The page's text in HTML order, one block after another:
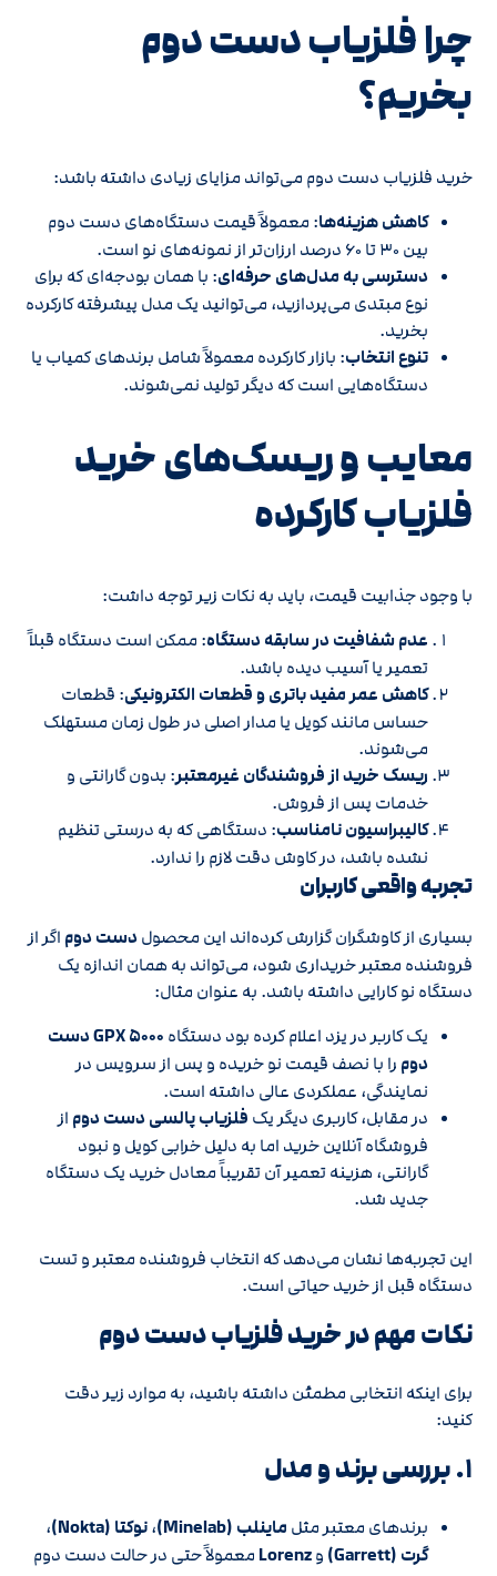
چرا فلزیاب دست دوم
بخریم؟
خرید فلزیاب دست دوم می‌تواند مزایای زیادی داشته باشد:
کاهش هزینه‌ها: معمولاً قیمت دستگاه‌های دست دوم
بین ۳۰ تا ۶۰ درصد ارزان‌تر از نمونه‌های نو است.
دسترسی به مدل‌های حرفه‌ای: با همان بودجه‌ای که برای
نوع مبتدی می‌پردازید، می‌توانید یک مدل پیشرفته کارکرده
بخرید.
تنوع انتخاب: بازار کارکرده معمولاً شامل برندهای کمیاب یا
دستگاه‌هایی است که دیگر تولید نمی‌شوند.
معایب و ریسک‌های خرید
فلزیاب کارکرده
با وجود جذابیت قیمت، باید به نکات زیر توجه داشت:
عدم شفافیت در سابقه دستگاه: ممکن است دستگاه قبلاً
تعمیر یا آسیب دیده باشد.
کاهش عمر مفید باتری و قطعات الکترونیکی: قطعات
حساس مانند کویل یا مدار اصلی در طول زمان مستهلک
می‌شوند.
ریسک خرید از فروشندگان غیرمعتبر: بدون گارانتی و
خدمات پس از فروش.
کالیبراسیون نامناسب: دستگاهی که به درستی تنظیم
نشده باشد، در کاوش دقت لازم را ندارد.
تجربه واقعی کاربران
بسیاری از کاوشگران گزارش کرده‌اند این محصولدست دوم اگر از
فروشنده معتبر خریداری شود، می‌تواند به همان اندازه یک
دستگاه نو کارایی داشته باشد. به عنوان مثال:
یک کاربر در یزد اعلام کرده بود دستگاه
GPX ۵۰۰۰ دست
دوم را با نصف قیمت نو خریده و پس از سرویس در
نمایندگی، عملکردی عالی داشته است.
در مقابل، کاربری دیگر یک فلزیاب پالسی دست دوم از
فروشگاه آنلاین خرید اما به دلیل خرابی کویل و نبود
گارانتی، هزینه تعمیر آن تقریباً معادل خرید یک دستگاه
جدید شد.
این تجربه‌ها نشان می‌دهد که انتخاب فروشنده معتبر و تست
دستگاه قبل از خرید حیاتی است.
نکات مهم در خرید فلزیاب دست دوم
برای اینکه انتخابی مطمئن داشته باشید، به موارد زیر دقت
کنید:
۱. بررسی برند و مدل
برندهای معتبر مثل ماینلب (Minelab) ،نوکتا (Nokta) ،
گرت (Garrett) وLorenz معمولاً حتی در حالت دست دوم